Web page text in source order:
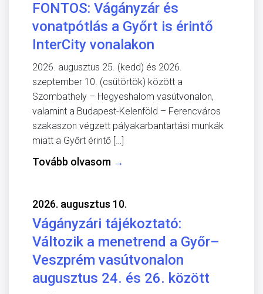
FONTOS: Vágányzár és
vonatpótlás a Győrt is érintő
InterCity vonalakon
2026. augusztus 25. (kedd) és 2026.
szeptember 10. (csütörtök) között a
Szombathely – Hegyeshalom vasútvonalon,
valamint a Budapest-Kelenföld – Ferencváros
szakaszon végzett pályakarbantartási munkák
miatt a Győrt érintő […]
Tovább olvasom →
2026. augusztus 10.
Vágányzári tájékoztató:
Változik a menetrend a Győr–
Veszprém vasútvonalon
augusztus 24. és 26. között